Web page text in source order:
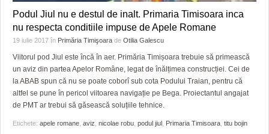
Podul Jiul nu e destul de inalt. Primaria Timisoara inca
nu respecta conditiile impuse de Apele Romane
19 iulie 2017 în Primăria Timişoara de Otilia Galescu
Viitorul pod Jiul este încă în aer. Primăria Timișoara trebuie să primească
un aviz din partea Apelor Române, legat de înălțimea construcției. Cei de
la ABAB spun că nu se poate coborî sub cota Podului Traian, pentru că
altfel se pune în pericol viitoarea navigație pe Bega. Proiectantul angajat
de PMT ar trebui să găsească soluțiile tehnice.
Etichete: apele romane aviz nicolae robu podul jiul Primaria Timisoara titu bojin